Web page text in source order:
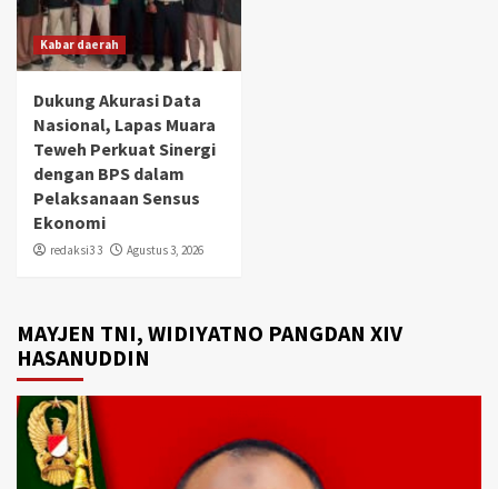
Kabar daerah
Dukung Akurasi Data
Nasional, Lapas Muara
Teweh Perkuat Sinergi
dengan BPS dalam
Pelaksanaan Sensus
Ekonomi
redaksi3 3 Agustus 3, 2026
MAYJEN TNI, WIDIYATNO PANGDAN XIV
HASANUDDIN